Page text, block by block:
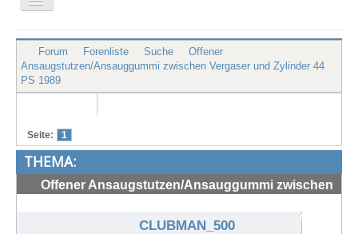
an/aus
XBR.de
Technik
Forum
Treffen & Touren
Cafe-Ecke
Suche
Forum Forenliste Suche
Offener
Ansaugstutzen/Ansauggummi zwischen Vergaser und Zylinder 44
PS 1989
Seite: 1
THEMA:
Offener Ansaugstutzen/Ansauggummi zwischen
#72234
CLUBMAN_500